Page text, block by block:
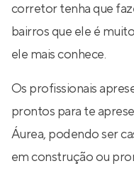
corretor tenha que
bairros que ele é
ele mais conhece.
Os profissionais
prontos para te
Áurea, podendo ser
em construção ou